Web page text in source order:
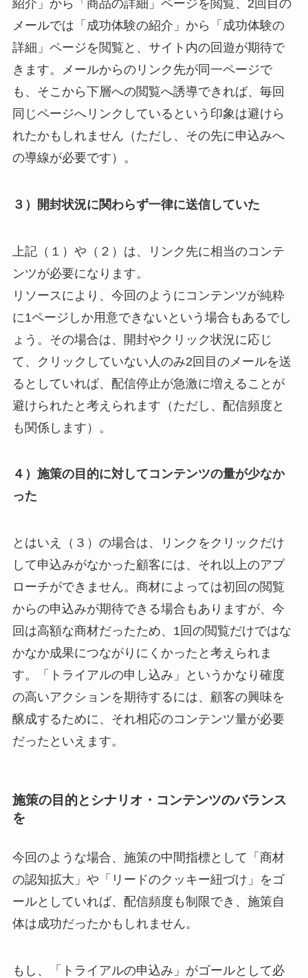
紹介」から「商品の詳細」ページを閲覧、2回目の
メールでは「成功体験の紹介」から「成功体験の
詳細」ページを閲覧と、サイト内の回遊が期待で
きます。メールからのリンク先が同一ページで
も、そこから下層への閲覧へ誘導できれば、毎回
同じページへリンクしているという印象は避けら
れたかもしれません（ただし、その先に申込みへ
の導線が必要です）。
３）開封状況に関わらず一律に送信していた
上記（１）や（２）は、リンク先に相当のコンテ
ンツが必要になります。
リソースにより、今回のようにコンテンツが純粋
に1ページしか用意できないという場合もあるでし
ょう。その場合は、開封やクリック状況に応じ
て、クリックしていない人のみ2回目のメールを送
るとしていれば、配信停止が急激に増えることが
避けられたと考えられます（ただし、配信頻度と
も関係します）。
４）施策の目的に対してコンテンツの量が少なか
った
とはいえ（３）の場合は、リンクをクリックだけ
して申込みがなかった顧客には、それ以上のアプ
ローチができません。商材によっては初回の閲覧
からの申込みが期待できる場合もありますが、今
回は高額な商材だったため、1回の閲覧だけではな
かなか成果につながりにくかったと考えられま
す。「トライアルの申し込み」というかなり確度
の高いアクションを期待するには、顧客の興味を
醸成するために、それ相応のコンテンツ量が必要
だったといえます。
施策の目的とシナリオ・コンテンツのバランス
を
今回のような場合、施策の中間指標として「商材
の認知拡大」や「リードのクッキー紐づけ」をゴ
ールとしていれば、配信頻度も制限でき、施策自
体は成功だったかもしれません。
もし、「トライアルの申込み」がゴールとして必